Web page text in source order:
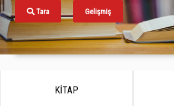
Tara Gelişmiş
KİTAP